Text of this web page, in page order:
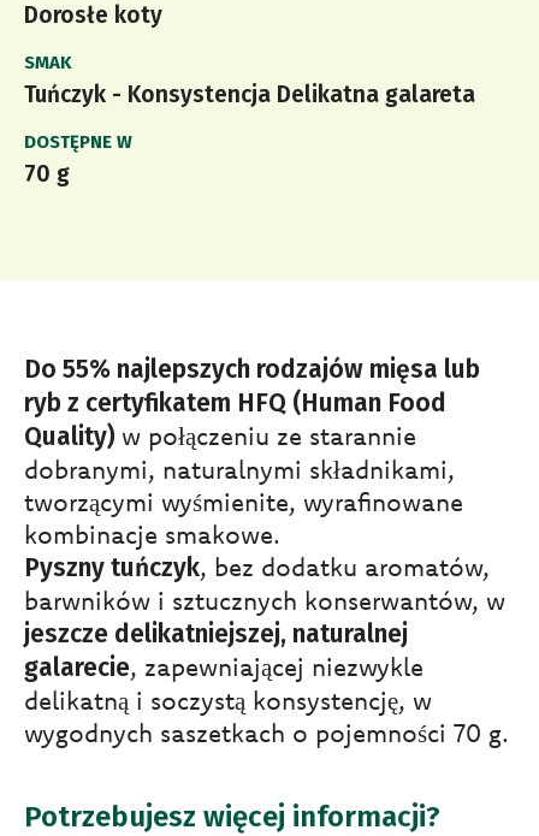
Dorosłe koty
SMAK
Tuńczyk - Konsystencja Delikatna galareta
DOSTĘPNE W
70 g
Do 55% najlepszych rodzajów mięsa lub
ryb z certyfikatem HFQ (Human Food
Quality) w połączeniu ze starannie
dobranymi, naturalnymi składnikami,
tworzącymi wyśmienite, wyrafinowane
kombinacje smakowe.
Pyszny tuńczyk, bez dodatku aromatów,
barwników i sztucznych konserwantów, w
jeszcze delikatniejszej, naturalnej
galarecie, zapewniającej niezwykle
delikatną i soczystą konsystencję, w
wygodnych saszetkach o pojemności 70 g.
Potrzebujesz więcej informacji?